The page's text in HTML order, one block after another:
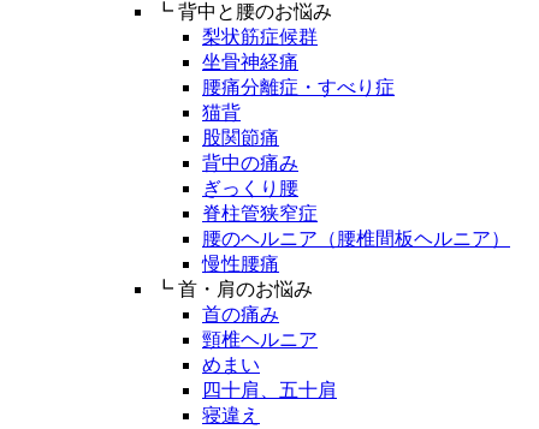
┗ 背中と腰のお悩み
梨状筋症候群
坐骨神経痛
腰痛分離症・すべり症
猫背
股関節痛
背中の痛み
ぎっくり腰
脊柱管狭窄症
腰のヘルニア（腰椎間板ヘルニア）
慢性腰痛
┗ 首・肩のお悩み
首の痛み
頸椎ヘルニア
めまい
四十肩、五十肩
寝違え